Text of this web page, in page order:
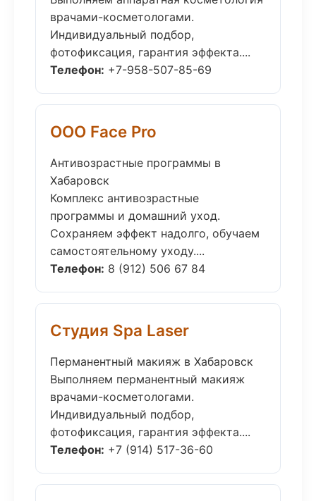
врачами-косметологами.
Индивидуальный подбор,
фотофиксация, гарантия эффекта....
Телефон: +7-958-507-85-69
ООО Face Pro
Антивозрастные программы в
Хабаровск
Комплекс антивозрастные
программы и домашний уход.
Сохраняем эффект надолго, обучаем
самостоятельному уходу....
Телефон: 8 (912) 506 67 84
Студия Spa Laser
Перманентный макияж в Хабаровск
Выполняем перманентный макияж
врачами-косметологами.
Индивидуальный подбор,
фотофиксация, гарантия эффекта....
Телефон: +7 (914) 517-36-60